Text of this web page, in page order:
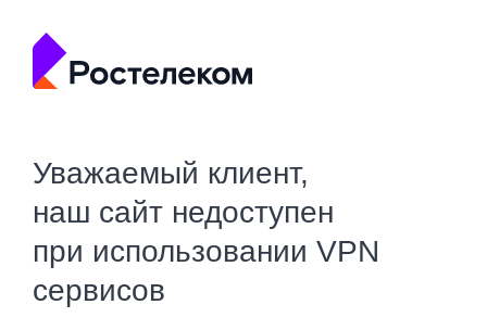
Уважаемый клиент,
наш сайт недоступен
при использовании VPN
сервисов